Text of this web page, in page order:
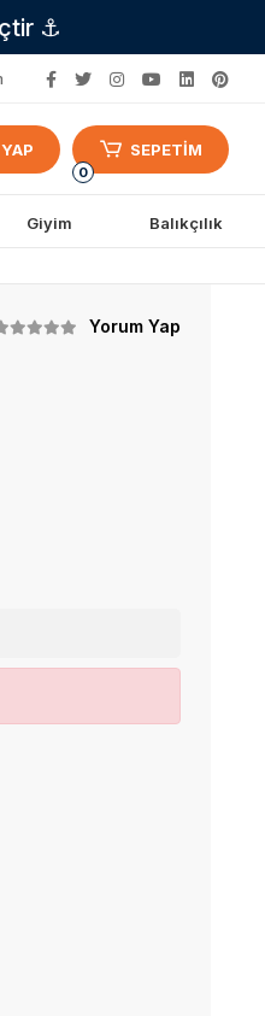
⚓
0
SEPETİM
Giyim Balıkçılık
Yorum Yap